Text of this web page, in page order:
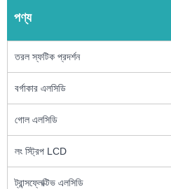
পণ্য
তরল স্ফটিক প্রদর্শন
বর্গাকার এলসিডি
গোল এলসিডি
লং স্ট্রিপ LCD
ট্রান্সফ্লেক্টিভ এলসিডি